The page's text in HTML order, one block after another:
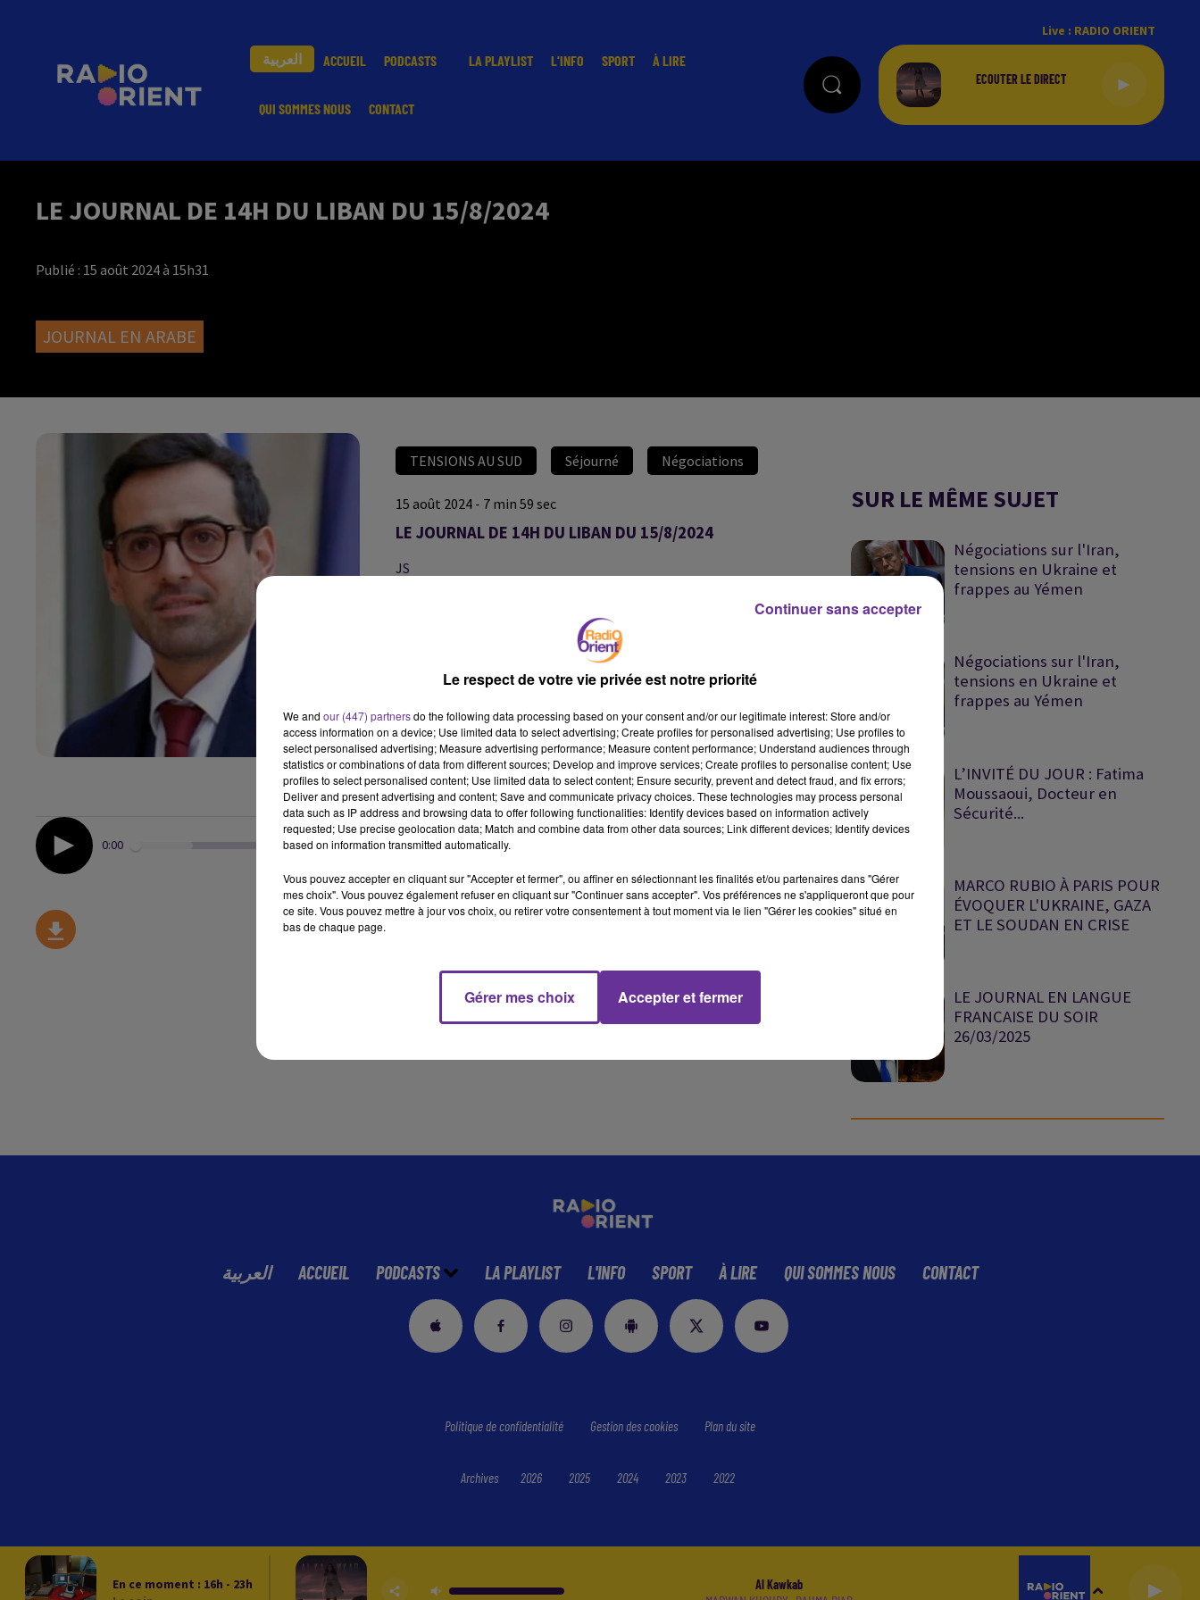
العربية ACCUEIL PODCASTS LA PLAYLIST L'INFO SPORT À LIRE
QUI SOMMES NOUS CONTACT
Live : RADIO ORIENT
LE JOURNAL DE 14H DU LIBAN DU 15/8/2024
Publié : 15 août 2024 à 15h31
JOURNAL EN ARABE
TENSIONS AU SUD Séjourné Négociations
15 août 2024 - 7 min 59 sec
LE JOURNAL DE 14H DU LIBAN DU 15/8/2024
JS
EDITION DU JOURNAL DU LIBAN DE 14 H DU 15/8/2024
0:00
SUR LE MÊME SUJET
Négociations sur l'Iran,
tensions en Ukraine et
frappes au Yémen
Négociations sur l'Iran,
tensions en Ukraine et
frappes au Yémen
L’INVITÉ DU JOUR : Fatima
Moussaoui, Docteur en
Sécurité...
MARCO RUBIO À PARIS POUR
ÉVOQUER L'UKRAINE, GAZA
ET LE SOUDAN EN CRISE
LE JOURNAL EN LANGUE
FRANCAISE DU SOIR
26/03/2025
العربية ACCUEIL PODCASTS LA PLAYLIST L'INFO SPORT À LIRE QUI SOMMES NOUS CONTACT
En ce moment : 16h - 23h
Al Kawkab
Politique de confidentialité Gestion des cookies Plan du site
Archives 2026 2025 2024 2023 2022
Le respect de votre vie privée est notre priorité
We and our (447) partnersdo the following data processing based on your consent and/or our legitimate interest: Store and/or
access information on a device; Use limited data to select advertising; Create profiles for personalised advertising; Use profiles to
select personalised advertising; Measure advertising performance; Measure content performance; Understand audiences through
statistics or combinations of data from different sources; Develop and improve services; Create profiles to personalise content; Use
profiles to select personalised content; Use limited data to select content; Ensure security, prevent and detect fraud, and fix errors;
Deliver and present advertising and content; Save and communicate privacy choices. These technologies may process personal
data such as IP address and browsing data to offer following functionalities: Identify devices based on information actively
requested; Use precise geolocation data; Match and combine data from other data sources; Link different devices; Identify devices
based on information transmitted automatically.
Vous pouvez accepter en cliquant sur "Accepter et fermer", ou affiner en sélectionnant les finalités et/ou partenaires dans "Gérer
mes choix". Vous pouvez également refuser en cliquant sur "Continuer sans accepter". Vos préférences ne s'appliqueront que pour
ce site. Vous pouvez mettre à jour vos choix, ou retirer votre consentement à tout moment via le lien "Gérer les cookies" situé en
bas de chaque page.
Gérer mes choix Accepter et fermer
Continuer sans accepter